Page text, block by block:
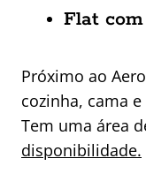
Flat
Próximo ao
cozinha, cama
Tem uma área
disponibilidade.